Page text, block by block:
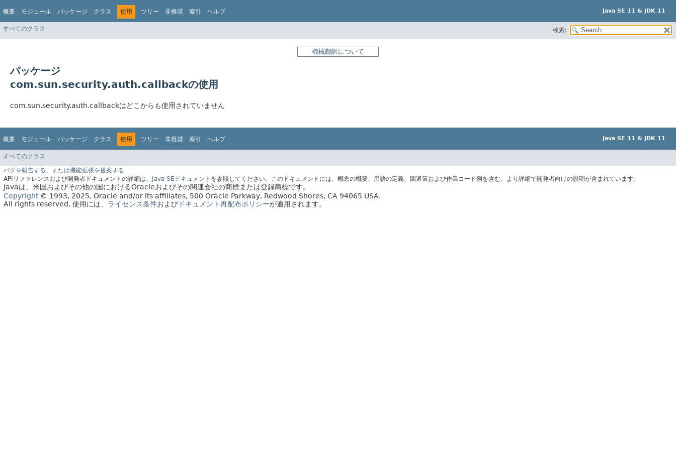
概要 モジュール パッケージ クラス 使用 ツリー 非推奨 索引 ヘルプ Java SE 11 & JDK 11
すべてのクラス 検索:
機械翻訳について
パッケージ
com.sun.security.auth.callbackの使用
com.sun.security.auth.callbackはどこからも使用されていません
概要 モジュール パッケージ クラス 使用 ツリー 非推奨 索引 ヘルプ Java SE 11 & JDK 11
すべてのクラス
バグを報告する、または機能拡張を提案する
APIリファレンスおよび開発者ドキュメントの詳細は、 Java SEドキュメント を参照してください。このドキュメントには、概念の概要、用語の定義、回避策および作業コード例を含む、より詳細で開発者向けの説明が含まれています。
Javaは、米国およびその他の国におけるOracleおよびその関連会社の商標または登録商標です。
Copyright© 1993, 2025, Oracle and/or its affiliates, 500 Oracle Parkway, Redwood Shores, CA 94065 USA.
All rights reserved. 使用には、 ライセンス条件および ドキュメント再配布ポリシーが適用されます。